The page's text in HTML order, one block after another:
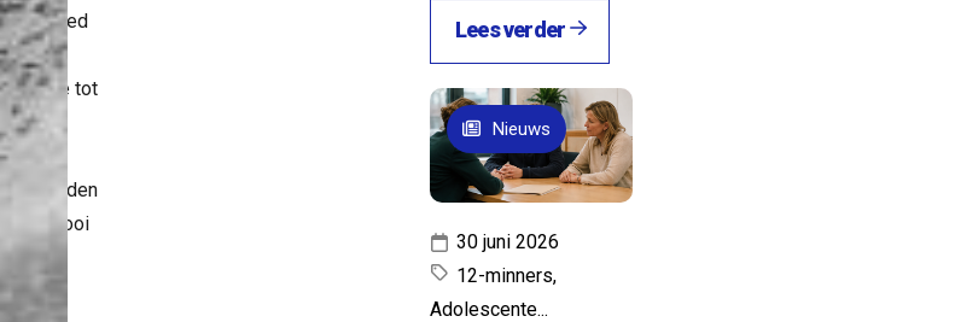
en goed
te
kom je tot
zo mooi
te
Lees verder
30 juni 2026
12-minners,
Adolescente...
Nieuws